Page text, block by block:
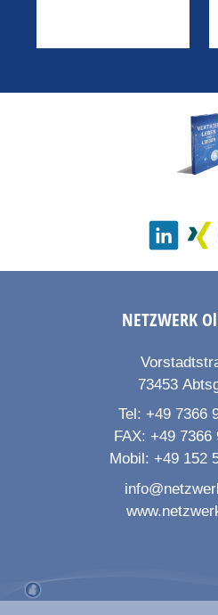
NETZWERK
73453
Tel: +49 7366
FAX: +49 7366
Mobil: +49 152